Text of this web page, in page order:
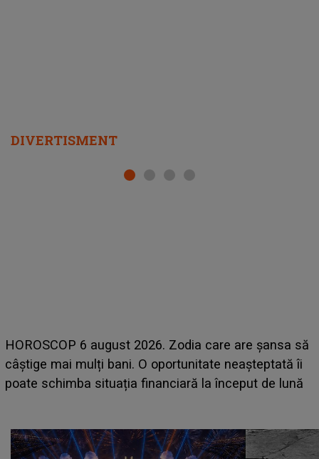
DIVERTISMENT
LINE-UP UNTOLD ONE, prima zi. Cine sunt artiștii
care deschid festivalul și de la ce ore au loc cele mai
așteptate concerte pe scena principală?